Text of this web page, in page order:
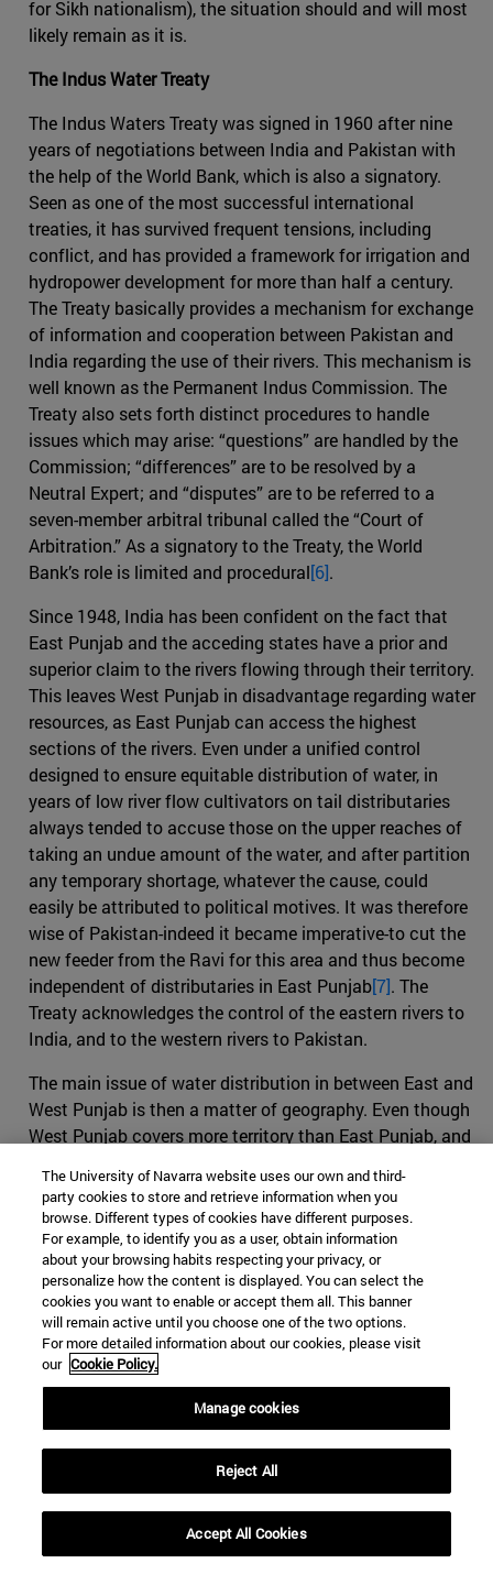
for Sikh nationalism), the situation should and will most
likely remain as it is.
The Indus Water Treaty
The Indus Waters Treaty was signed in 1960 after nine
years of negotiations between India and Pakistan with
the help of the World Bank, which is also a signatory.
Seen as one of the most successful international
treaties, it has survived frequent tensions, including
conflict, and has provided a framework for irrigation and
hydropower development for more than half a century.
The Treaty basically provides a mechanism for exchange
of information and cooperation between Pakistan and
India regarding the use of their rivers. This mechanism is
well known as the Permanent Indus Commission. The
Treaty also sets forth distinct procedures to handle
issues which may arise: “questions” are handled by the
Commission; “differences” are to be resolved by a
Neutral Expert; and “disputes” are to be referred to a
seven-member arbitral tribunal called the “Court of
Arbitration.” As a signatory to the Treaty, the World
Bank’s role is limited and procedural[6].
Since 1948, India has been confident on the fact that
East Punjab and the acceding states have a prior and
superior claim to the rivers flowing through their territory.
This leaves West Punjab in disadvantage regarding water
resources, as East Punjab can access the highest
sections of the rivers. Even under a unified control
designed to ensure equitable distribution of water, in
years of low river flow cultivators on tail distributaries
always tended to accuse those on the upper reaches of
taking an undue amount of the water, and after partition
any temporary shortage, whatever the cause, could
easily be attributed to political motives. It was therefore
wise of Pakistan-indeed it became imperative-to cut the
new feeder from the Ravi for this area and thus become
independent of distributaries in East Punjab[7]. The
Treaty acknowledges the control of the eastern rivers to
India, and to the western rivers to Pakistan.
The main issue of water distribution in between East and
West Punjab is then a matter of geography. Even though
West Punjab covers more territory than East Punjab, and
water flow of East Punjab rivers, the Indus Water Treaty
gives the following advantage to India: since Pakistan
rivers receive much more water flow from India, the
treaty allowed India to use western rivers water for
limited irrigation use and unlimited use for power
generation, domestic, industrial and non-consumptive
uses such as navigation, floating of property, fish culture
and this is where the disputes mainly came from, as
Pakistan has objected all Indian hydro-electric projects
on western rivers irrespective of size and layout.
It is worth mentioning that with the World Bank
mediating the Treaty in between India and Pakistan, the
water access will not be curtailed, and since the
ratification of the Treaty, India and Pakistan have not
The University of Navarra website uses our own and third-
party cookies to store and retrieve information when you
browse. Different types of cookies have different purposes.
For example, to identify you as a user, obtain information
about your browsing habits respecting your privacy, or
personalize how the content is displayed. You can select the
cookies you want to enable or accept them all. This banner
will remain active until you choose one of the two options.
For more detailed information about our cookies, please visit
our Cookie Policy.
Manage cookies
Reject All
Accept All Cookies